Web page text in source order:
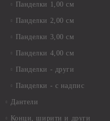
Панделки 1,00 см
Панделки 2,00 см
Панделки 3,00 см
Панделки 4,00 см
Панделки - други
Панделки - с надпис
Дантели
Конци, ширити и други